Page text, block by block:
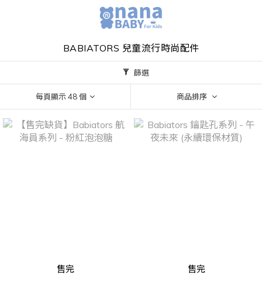
BABIATORS 兒童流行時尚配件
篩選
每頁顯示 48 個 商品排序
售完 售完